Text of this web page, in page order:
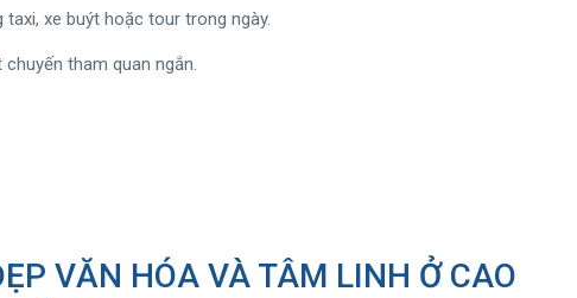
xe buýt hoặc tour trong ngày.
tham quan ngắn.
VĂN HÓA VÀ TÂM LINH Ở CAO